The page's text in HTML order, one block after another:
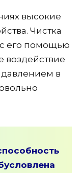
высокие
Чистка
с его помощью
воздействие
в